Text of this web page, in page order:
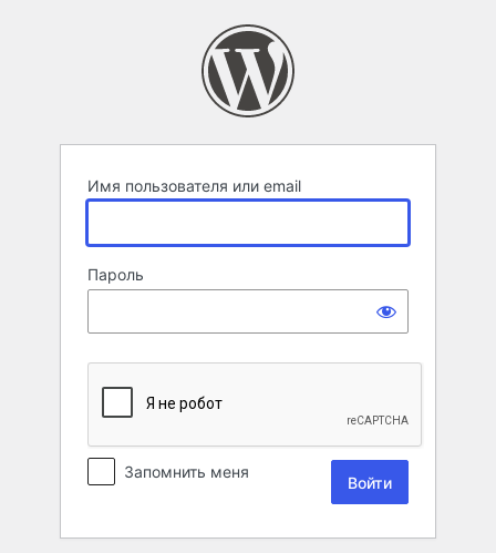
Имя пользователя или email
Пароль
Запомнить меня